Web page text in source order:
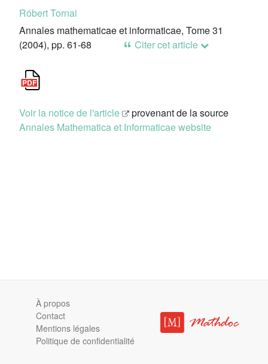
Róbert Tornai
Annales mathematicae et informaticae, Tome 31
(2004), pp. 61-68
Citer cet article
Voir la notice de l'article
provenant de la source
Annales Mathematica et Informaticae website
À propos
Contact
Mentions légales
Politique de confidentialité